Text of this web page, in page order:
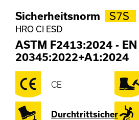
Sicherheitsnorm S7S
HRO CI ESD
ASTM F2413:2024 -
20345:2022+A1:2024
CE
Durchtrittsicher